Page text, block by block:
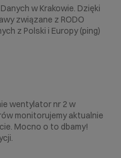
w Krakowie. Dzięki
związane z RODO
z Polski i Europy (ping)
wentylator nr 2 w
monitorujemy aktualnie
Mocno o to dbamy!